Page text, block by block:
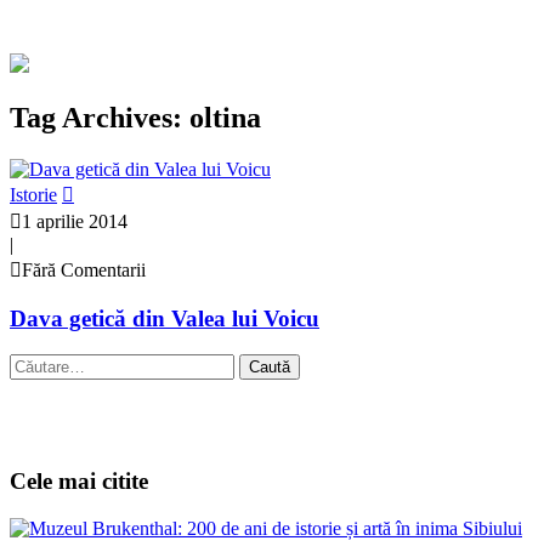
Tag Archives: oltina
Istorie
1 aprilie 2014
|
Fără Comentarii
Dava getică din Valea lui Voicu
Caută
după:
Cele mai citite